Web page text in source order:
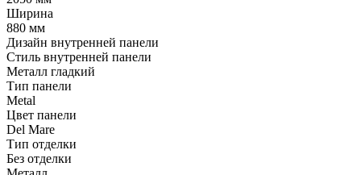
Ширина
880 мм
Дизайн внутренней панели
Стиль внутренней панели
Металл гладкий
Тип панели
Metal
Цвет панели
Del Mare
Тип отделки
Без отделки